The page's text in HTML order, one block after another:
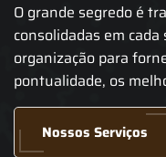
O grande segredo é
consolidadas em
organização para
pontualidade, os
Nossos Serviços